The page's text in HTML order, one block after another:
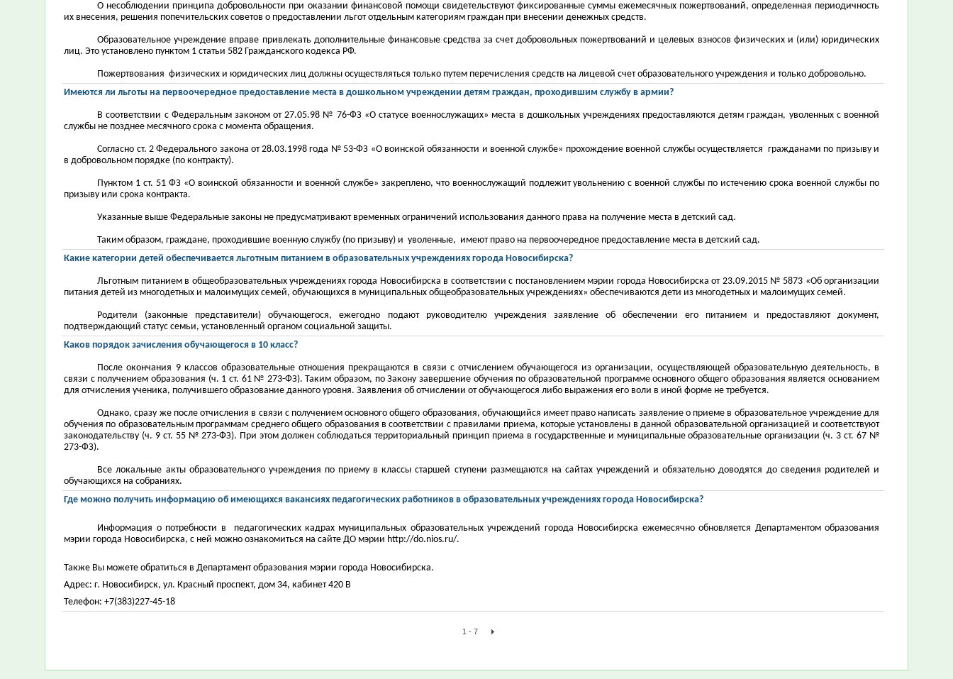
О несоблюдении принципа добровольности при оказании финансовой помощи свидетельствуют фиксированные суммы ежемесячных пожертвований, определенная периодичность
их внесения, решения попечительских советов о предоставлении льгот отдельным категориям граждан при внесении денежных средств.
Образовательное учреждение вправе привлекать дополнительные финансовые средства за счет добровольных пожертвований и целевых взносов физических и (или) юридических
лиц. Это установлено пунктом 1 статьи 582 Гражданского кодекса РФ.
Пожертвования физических и юридических лиц должны осуществляться только путем перечисления средств на лицевой счет образовательного учреждения и только добровольно.
Имеются ли льготы на первоочередное предоставление места в дошкольном учреждении детям граждан, проходившим службу в армии?
В соответствии с Федеральным законом от 27.05.98 № 76-ФЗ «О статусе военнослужащих» места в дошкольных учреждениях предоставляются детям граждан, уволенных с военной
службы не позднее месячного срока с момента обращения.
Согласно ст. 2 Федерального закона от 28.03.1998 года № 53-ФЗ «О воинской обязанности и военной службе» прохождение военной службы осуществляется гражданами по призыву и
в добровольном порядке (по контракту).
Пунктом 1 ст. 51 ФЗ «О воинской обязанности и военной службе» закреплено, что военнослужащий подлежит увольнению с военной службы по истечению срока военной службы по
призыву или срока контракта.
Указанные выше Федеральные законы не предусматривают временных ограничений использования данного права на получение места в детский сад.
Таким образом, граждане, проходившие военную службу (по призыву) и уволенные, имеют право на первоочередное предоставление места в детский сад.
Какие категории детей обеспечивается льготным питанием в образовательных учреждениях города Новосибирска?
Льготным питанием в общеобразовательных учреждениях города Новосибирска в соответствии с постановлением мэрии города Новосибирска от 23.09.2015 № 5873 «Об организации
питания детей из многодетных и малоимущих семей, обучающихся в муниципальных общеобразовательных учреждениях» обеспечиваются дети из многодетных и малоимущих семей.
Родители (законные представители) обучающегося, ежегодно подают руководителю учреждения заявление об обеспечении его питанием и предоставляют документ,
подтверждающий статус семьи, установленный органом социальной защиты.
Каков порядок зачисления обучающегося в 10 класс?
После окончания 9 классов образовательные отношения прекращаются в связи с отчислением обучающегося из организации, осуществляющей образовательную деятельность, в
связи с получением образования (ч. 1 ст. 61 № 273-ФЗ). Таким образом, по Закону завершение обучения по образовательной программе основного общего образования является основанием
для отчисления ученика, получившего образование данного уровня. Заявления об отчислении от обучающегося либо выражения его воли в иной форме не требуется.
Однако, сразу же после отчисления в связи с получением основного общего образования, обучающийся имеет право написать заявление о приеме в образовательное учреждение для
обучения по образовательным программам среднего общего образования в соответствии с правилами приема, которые установлены в данной образовательной организацией и соответствуют
законодательству (ч. 9 ст. 55 № 273-ФЗ). При этом должен соблюдаться территориальный принцип приема в государственные и муниципальные образовательные организации (ч. 3 ст. 67 №
273-ФЗ).
Все локальные акты образовательного учреждения по приему в классы старшей ступени размещаются на сайтах учреждений и обязательно доводятся до сведения родителей и
обучающихся на собраниях.
Где можно получить информацию об имеющихся вакансиях педагогических работников в образовательных учреждениях города Новосибирска?
Информация о потребности в педагогических кадрах муниципальных образовательных учреждений города Новосибирска ежемесячно обновляется Департаментом образования
мэрии города Новосибирска, с ней можно ознакомиться на сайте ДО мэрии http://do.nios.ru/.
Также Вы можете обратиться в Департамент образования мэрии города Новосибирска.
Адрес: г. Новосибирск, ул. Красный проспект, дом 34, кабинет 420 В
Телефон: +7(383)227-45-18
1 - 7